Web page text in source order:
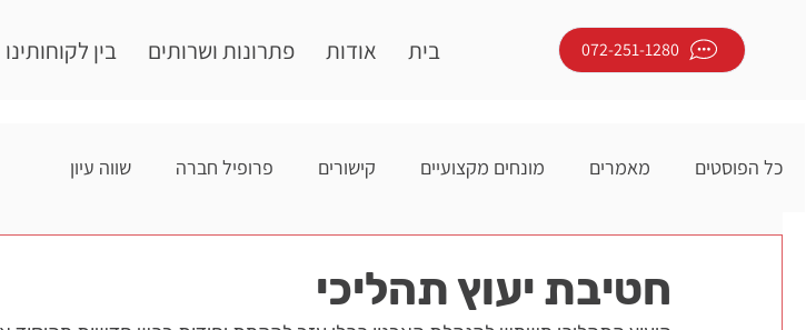
בית אודות פתרונות ושרותים בין לקוחותינו 072-251-1280
כל הפוסטים מאמרים מונחים מקצועיים קישורים פרופיל חברה שווה עיון
חטיבת יעוץ תהליכי